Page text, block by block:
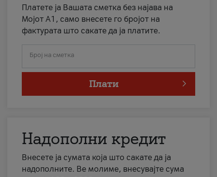
Платете ја Вашата сметка без најава на
Мојот А1, само внесете го бројот на
фактурата што сакате да ја платите.
Број на сметка
Плати
Надополни кредит
Внесете ја сумата која што сакате да ја
надополните. Ве молиме, внесувајте сума